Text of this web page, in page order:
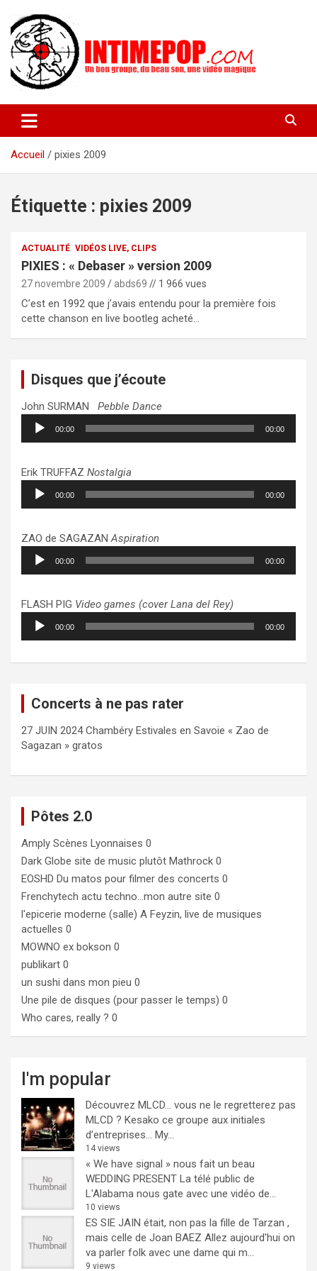
contenu
intimepop.com
actuelles pop rock, post-rock, indé sur Lyon. rock pop concert
lyon
Accueil
pixies 2009
Étiquette : pixies 2009
ACTUALITÉ VIDÉOS LIVE, CLIPS
PIXIES : « Debaser » version 2009
27 novembre 2009 abds69 // 1 966 vues
C’est en 1992 que j’avais entendu pour la première fois
cette chanson en live bootleg acheté…
Disques que j’écoute
John SURMAN Pebble Dance
Lecteur
audio
00:00 00:00
Erik TRUFFAZ Nostalgia
Lecteur
audio
00:00 00:00
ZAO de SAGAZANAspiration
Lecteur
audio
00:00 00:00
FLASH PIG Video games (cover Lana del Rey)
Lecteur
audio
00:00 00:00
Concerts à ne pas rater
27 JUIN 2024 Chambéry Estivales en Savoie « Zao de
Sagazan » gratos
Pôtes 2.0
Amply Scènes Lyonnaises 0
Dark Globe site de music plutôt Mathrock 0
EOSHD Du matos pour filmer des concerts 0
Frenchytech actu techno…mon autre site 0
l'epicerie moderne (salle) A Feyzin, live de musiques
actuelles 0
MOWNO ex bokson 0
publikart 0
un sushi dans mon pieu 0
Une pile de disques (pour passer le temps) 0
Who cares, really ? 0
I'm popular
Découvrez MLCD… vous ne le regretterez pas
MLCD ? Kesako ce groupe aux initiales
d’entreprises… My...
14 views
« We have signal » nous fait un beau
WEDDING PRESENT La télé public de
L'Alabama nous gate avec une vidéo de...
10 views
ES SIE JAIN était, non pas la fille de Tarzan ,
mais celle de Joan BAEZ Allez aujourd'hui on
va parler folk avec une dame qui m...
9 views